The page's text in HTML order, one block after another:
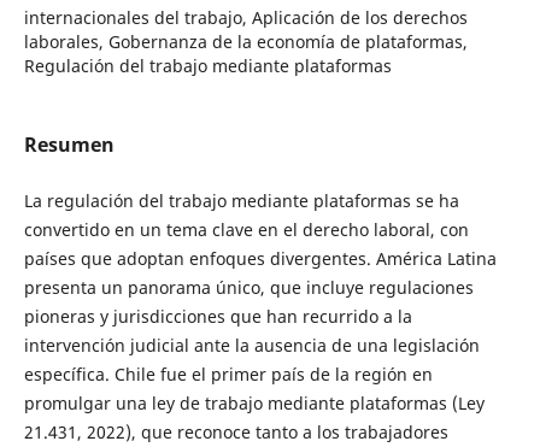
internacionales del trabajo, Aplicación de los derechos
laborales, Gobernanza de la economía de plataformas,
Regulación del trabajo mediante plataformas
Resumen
La regulación del trabajo mediante plataformas se ha
convertido en un tema clave en el derecho laboral, con
países que adoptan enfoques divergentes. América Latina
presenta un panorama único, que incluye regulaciones
pioneras y jurisdicciones que han recurrido a la
intervención judicial ante la ausencia de una legislación
específica. Chile fue el primer país de la región en
promulgar una ley de trabajo mediante plataformas (Ley
21.431, 2022), que reconoce tanto a los trabajadores